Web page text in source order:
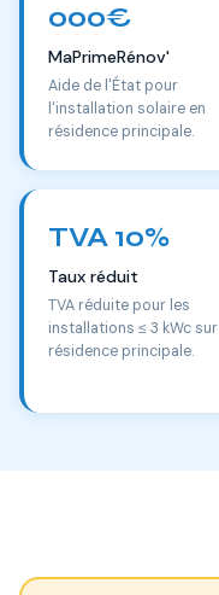
000€
MaPrimeRénov'
Aide de l'État pour
l'installation solaire en
résidence principale.
TVA 10%
Taux réduit
TVA réduite pour les
installations ≤ 3 kWc sur
résidence principale.